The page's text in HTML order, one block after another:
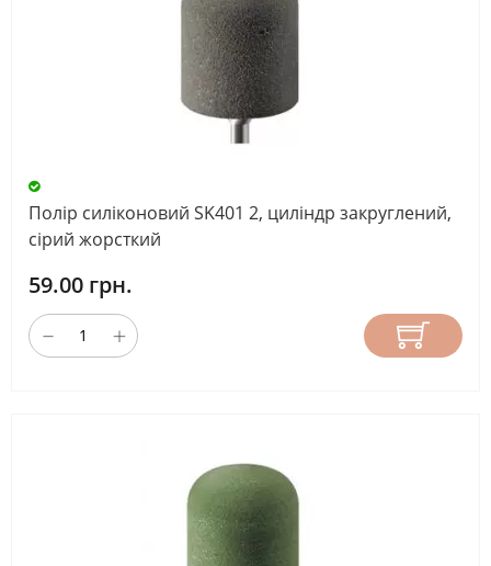
Полір силіконовий SK401 2, циліндр закруглений,
сірий жорсткий
59.00 грн.